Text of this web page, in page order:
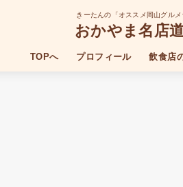
きーたんの「オススメ岡山グル
おかやま名店
TOPへ プロフィール 飲食店